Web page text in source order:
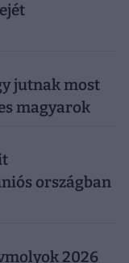
jutnak most
magyarok
országban
2026